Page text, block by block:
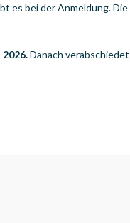
bei der Anmeldung.
Danach